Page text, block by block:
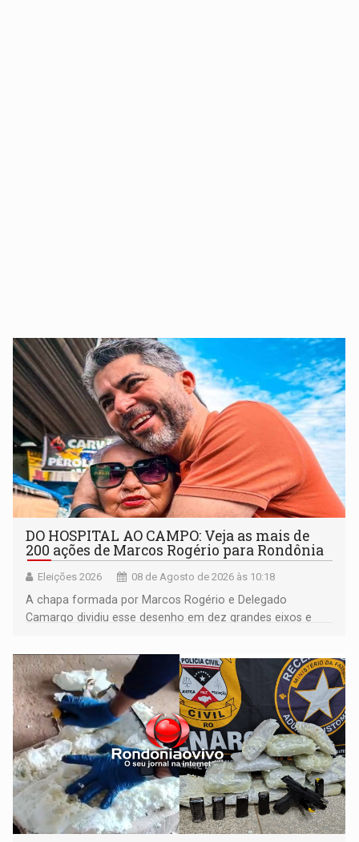
DO HOSPITAL AO CAMPO: Veja as mais de
200 ações de Marcos Rogério para Rondônia
Eleições 2026 08 de Agosto de 2026 às 10:18
A chapa formada por Marcos Rogério e Delegado
Camargo dividiu esse desenho em dez grandes eixos e